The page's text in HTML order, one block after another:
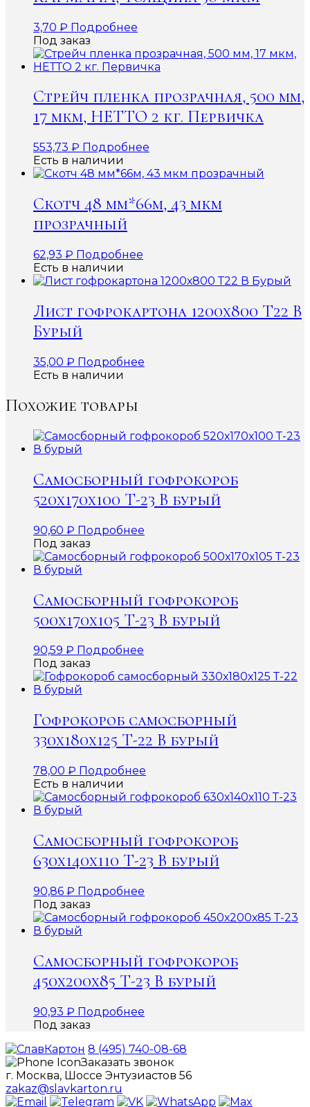
3,70 ₽ Подробнее
Под заказ
Стрейч пленка прозрачная, 500 мм,
17 мкм, НЕТТО 2 кг. Первичка
553,73 ₽ Подробнее
Есть в наличии
Скотч 48 мм*66м, 43 мкм
прозрачный
62,93 ₽ Подробнее
Есть в наличии
Лист гофрокартона 1200х800 Т22 В
Бурый
35,00 ₽ Подробнее
Есть в наличии
Похожие товары
Самосборный гофрокороб
520х170х100 Т-23 В бурый
90,60 ₽ Подробнее
Под заказ
Самосборный гофрокороб
500х170х105 Т-23 В бурый
90,59 ₽ Подробнее
Под заказ
Гофрокороб самосборный
330х180х125 Т-22 В бурый
78,00 ₽ Подробнее
Есть в наличии
Самосборный гофрокороб
630х140х110 Т-23 В бурый
90,86 ₽ Подробнее
Под заказ
Самосборный гофрокороб
450х200х85 Т-23 В бурый
90,93 ₽ Подробнее
Под заказ
8 (495) 740-08-68
Заказать звонок
г. Москва, Шоссе Энтузиастов 56
zakaz@slavkarton.ru